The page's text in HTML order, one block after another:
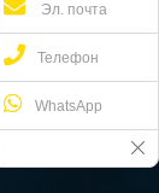
Эл. почта
Телефон
WhatsApp